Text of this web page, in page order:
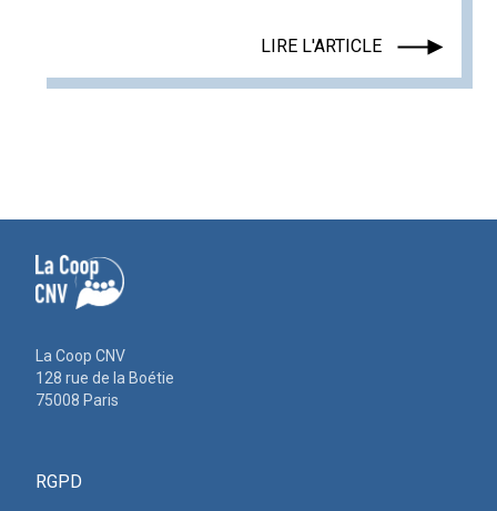
LIRE L'ARTICLE
La Coop CNV
128 rue de la Boétie
75008 Paris
RGPD